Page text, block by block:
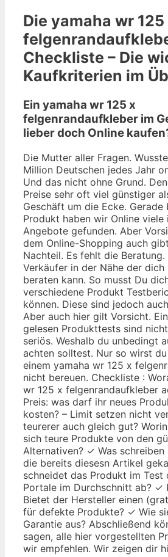
Die yamaha wr 125
Checkliste – Die
Kaufkriterien im
Ein yamaha wr 125 x
felgenrandaufkleber im
lieber doch Online
Die Mutter aller Fragen.
Million Deutschen jedes Jahr
Und das nicht ohne Grund.
Preise sehr oft viel günstiger
Geschäft um die Ecke. Gerade
Produkt haben wir Online viele
Angebote gefunden. Aber
dem Online-Shopping auch
Nachteil. Es fehlt die
Verkäufer in der Nähe der
beraten kann. So musst Du
verschiedene Produkt
können. Diese sind jedoch
Aber auch hier gilt Vorsicht.
gelesen Produkttests sind
seriös. Weshalb du unbedingt
achten solltest. Nur so wirst
einem yamaha wr 125 x
nicht bereuen. Checkliste :
wr 125 x felgenrandaufkleber
Preis: was darf ihr neues
kosten? – Limit setzen nicht
teurerer auch gleich gut?
sich teure Produkte von den
Alternativen? ✓ Was schreiben
die bereits diesesn Artikel
schneidet das Produkt im Test
Portale im Durchschnitt ab? ✓
Bietet der Hersteller einen
für defekte Produkte? ✓ Wie
Garantie aus? Abschließend
sagen, alle hier vorgestellten
wir empfehlen. Wir zeigen dir